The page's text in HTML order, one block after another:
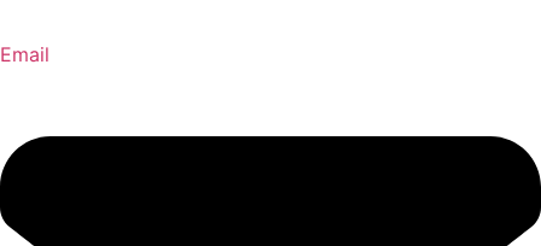
Email